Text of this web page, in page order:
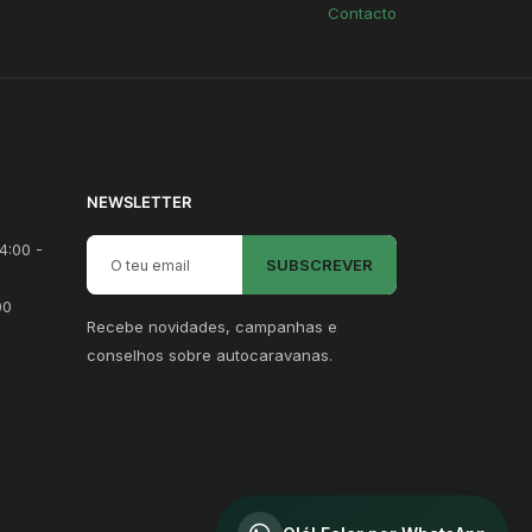
Contacto
-
NEWSLETTER
Email para newsletter
SUBSCREVER
Recebe novidades, campanhas e
conselhos sobre autocaravanas.